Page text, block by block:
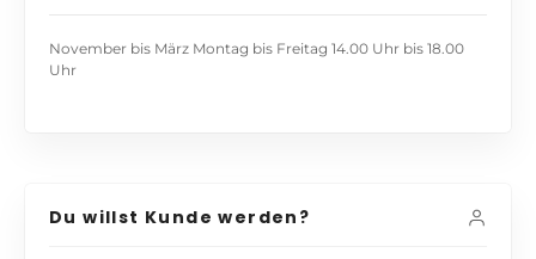
November bis März Montag bis Freitag 14.00 Uhr bis 18.00
Uhr
Du willst Kunde werden?